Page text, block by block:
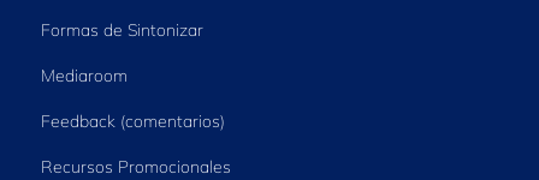
Formas de Sintonizar
Mediaroom
Feedback (comentarios)
Recursos Promocionales